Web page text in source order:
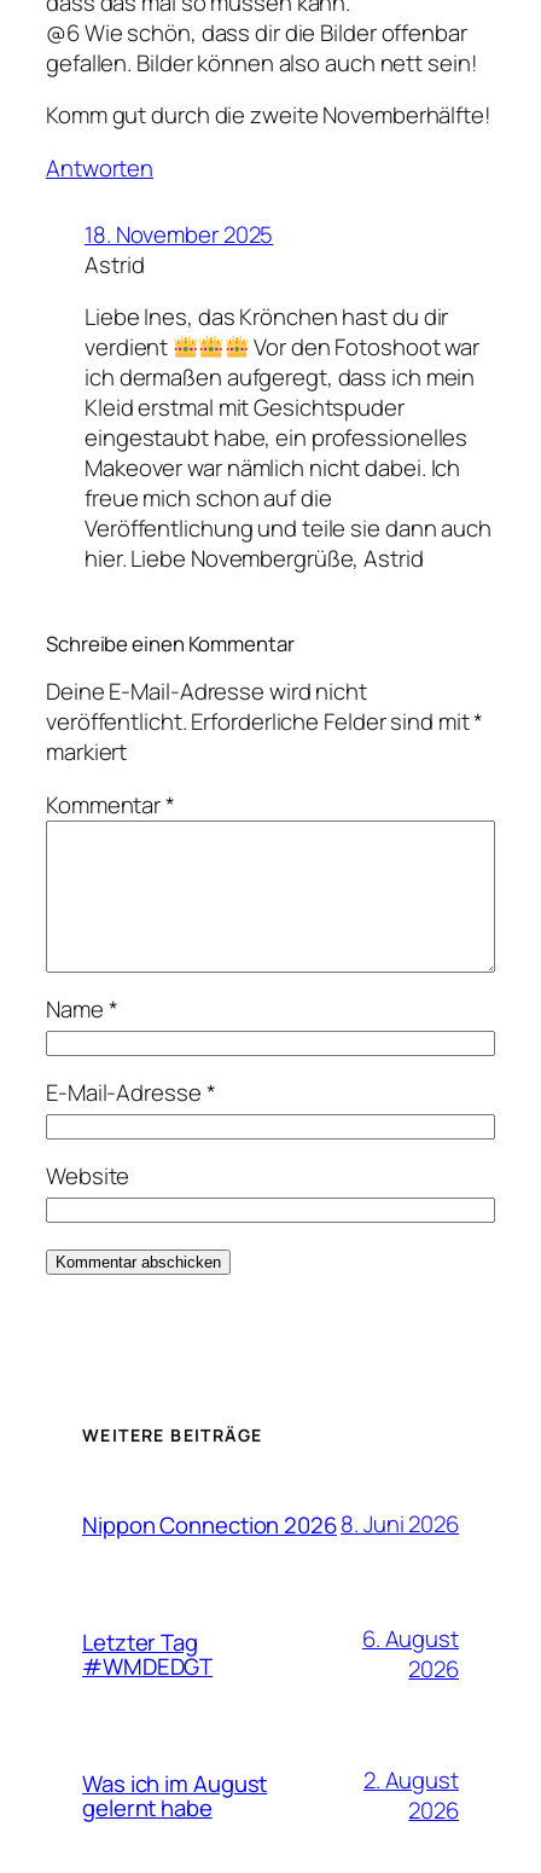
@6 Wie schön, dass dir die Bilder offenbar
gefallen. Bilder können also auch nett sein!
Komm gut durch die zweite Novemberhälfte!
Antworten
18. November 2025
Astrid
Liebe Ines, das Krönchen hast du dir
verdient
Vor den Fotoshoot war
ich dermaßen aufgeregt, dass ich mein
Kleid erstmal mit Gesichtspuder
eingestaubt habe, ein professionelles
Makeover war nämlich nicht dabei. Ich
freue mich schon auf die
Veröffentlichung und teile sie dann auch
hier. Liebe Novembergrüße, Astrid
Schreibe einen Kommentar
Deine E-Mail-Adresse wird nicht
veröffentlicht.Erforderliche Felder sind mit*
markiert
Kommentar*
Name*
E-Mail-Adresse*
Website
WEITERE BEITRÄGE
Nippon Connection 20268. Juni 2026
Letzter Tag
#WMDEDGT
6. August
2026
Was ich im August
gelernt habe
2. August
2026